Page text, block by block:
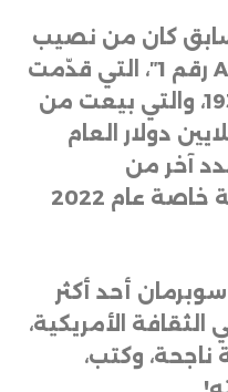
كان من نصيب
رقم 1″، التي قدّمت
سوبرمان لأول مرة عام 1938، والتي بيعت من
ذاتها مقابل 6 ملايين دولار العام
آخر من
في صفقة خاصة عام 2022
أحد أكثر
الأمريكية،
ناجحة، وكتب،